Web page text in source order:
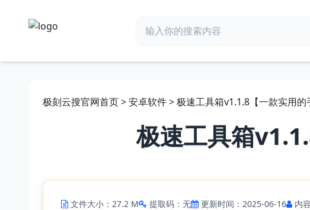
极刻云搜官网首页>安卓软件> 极速工具箱v1.1.8【一款实用的
极速工具箱
文件大小：27.2 M 提取码：无 更新时间：2025-06-16 内